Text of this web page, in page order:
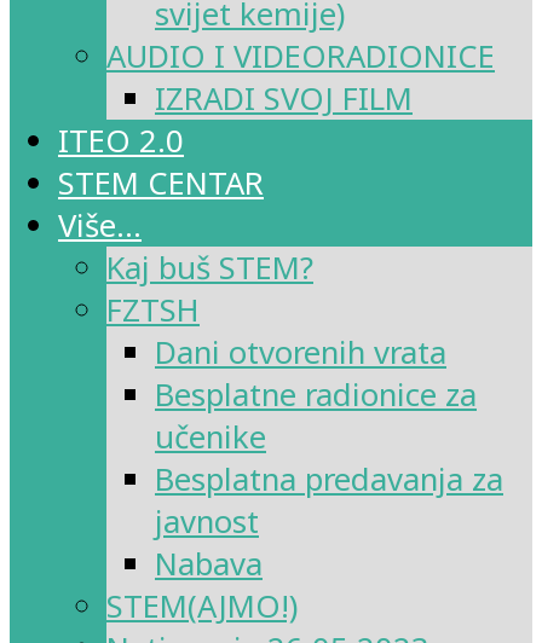
svijet kemije)
AUDIO I VIDEORADIONICE
IZRADI SVOJ FILM
ITEO 2.0
STEM CENTAR
Više…
Kaj buš STEM?
FZTSH
Dani otvorenih vrata
Besplatne radionice za
učenike
Besplatna predavanja za
javnost
Nabava
STEM(AJMO!)